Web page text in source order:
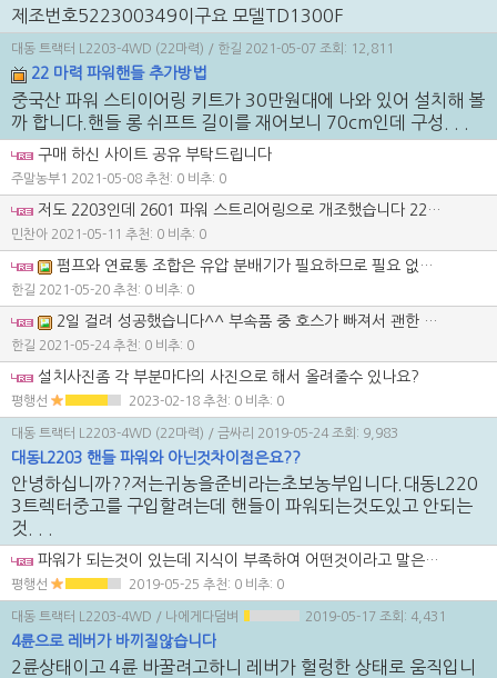
제조번호522300349이구요 모델TD1300F
대동 트랙터 L2203-4WD (22마력) / 한길 2021-05-07 조회: 12,811
22 마력 파워핸들 추가방법
중국산 파워 스티이어링 키트가 30만원대에 나와 있어 설치해 볼
까 합니다.핸들 롱 쉬프트 길이를 재어보니 70cm인데 구성. . .
구매 하신 사이트 공유 부탁드립니다
주말농부1 2021-05-08 추천: 0 비추: 0
저도 2203인데 2601 파워 스트리어링으로 개조했습니다 2203에 연결하심 됐니다 010 9065 8850
민찬아 2021-05-11 추천: 0 비추: 0
펌프와 연료통 조합은 유압 분배기가 필요하므로 필요 없는 듯 보입니다. 그리고 방향 조정 축의 길이를 재어보고 맞는 실린더를 구입해야 조립만 하면 되고 용접 같은 것을 안해도 되구요~ 그래서 저는 150mm는 예비 부품으로 놔두고 45000원 정도 주고 300mm 실린더를 주문했습니다. 아직 개조 전이고 트렉터를 잘 몰라 농기계 수리센터에서 조언을 받아 조만간 작업 예정입니다. 그리고 길이에 맞는 유압호스, 유압 분배기를 하나 더 장만 해야 할 듯 보입니다. 트렉터에 맞는 부품을 별도로 골라 주문하시면 저렴해 집니다. 자동차핸들 농사용차량 트랙터 개조 유압 방향 세트부품으로 검색 하시면 됩니다.
한길 2021-05-20 추천: 0 비추: 0
2일 걸려 성공했습니다^^ 부속품 중 호스가 빠져서 괜한 비용만 추가 되었네요;; 중국산은 니뿔 규격이 달라 연결 부속품이 많아져 9만원 정도이고 테이프로 감고 조립하는 일이 많아 집니다. 1. 작업의 편리를 위해 연료통과 바퀴까지 분해해야 합니다. 2.기존 핸들을 분리하고 차축으로 연결된 부분은 잘라냅니다. 끝 부분의 덥게를 잘라 야구공 부속품은 망치로 치면 빠지고 추 후 실린더에 헐겁게 연결 활용합니다. 3. 실린더는 우회전 시 최대의 길이가 되므로 이에 맞는 실린더로 구입해야 회전 반경이 나오고 맞지 않으면 연결 부속과 용접이라는 일이 늘어납니다. 연결 부분을 용접후 끝 부분은 야구공 모양을 끼워 연결하면 됩니다. 3. 핸들도 잘라내서 유압장치를 용접합니다. 이 때 운전석에 영향을 받지 않도록 해야하고 덮게도 닫혀야 하므로 우측 L자로 연결했습니다. 여기까지가 장치 장착이고 유압연결로 넘어 갑니다. 1. 유압 연결선은 4개입니다. 오른쪽 2구는 실린더 연결이므로 쉽고 왼쪽 2구는 아랫부분이 펌프, 윗부분은 출구로 연결합니다. 어찌 보면 쉬운 일인데 유압이라는 것이 수도관처럼 분배하는 것이 아니라 압력이 낮은 쪽으로 흘러 하나를 작동하면 다른 하나는 먹통이 된다 하네요;; 저는 앞에 로더 분배기가 있어 이를 활용했습니다. 대신 로더가 힘이 딸리는 듯한 느낌이 있습니다. 하지만 핸들은 사용 안하고 로더 작업을 하면 큰 영향은 없는 듯 보입니다. 아직도 잘 이해는 안되지만 별도로 분배기 하나 설치하면 되나 13만원 정도 하고;; 분배기가 있으면 사용 안하는 부분(육각렌치로 풀림)에 연결하면 된다하고 구형은 이게 없다고 합니다. 부속품 가격 219400원+세트 실린더가 200이라 300mm재구입 45000원 호스구입 94000원 나사 1200원 비용을 최소화 하려면 기존 부품을 최대한 활용하면서 무턱대고 경운기나 필요한 유압펌프까지 있는 제품은 필요치 않습니다. 호스까지 따라 온다면 호스 구입비는 적어질 듯 보입니다.
한길 2021-05-24 추천: 0 비추: 0
설치사진좀 각 부분마다의 사진으로 해서 올려줄수 있나요?
평행선 2023-02-18 추천: 0 비추: 0
대동 트랙터 L2203-4WD (22마력) / 금싸리 2019-05-24 조회: 9,983
대동L2203 핸들 파워와 아닌것차이점은요??
안녕하십니까??저는귀농을준비라는초보농부입니다.대동L220
3트렉터중고를 구입할려는데 핸들이 파워되는것도있고 안되는
것. . .
파워가 되는것이 있는데 지식이 부족하여 어떤것이라고 말은 못하지만 대략 2000년 이후엔는 핸들이 파워가 정석이라고 봅니다. 그리고 기어변속이 클러치를 밟고하냐 안햐냐 차이인것 같습니다.
평행선 2019-05-25 추천: 0 비추: 0
대동 트랙터 L2203-4WD / 나에게다덤벼 2019-05-17 조회: 4,431
4륜으로 레버가 바끼질않습니다
2륜상태이고 4륜 바꿀려고하니 레버가 헐렁한 상태로 움직입니